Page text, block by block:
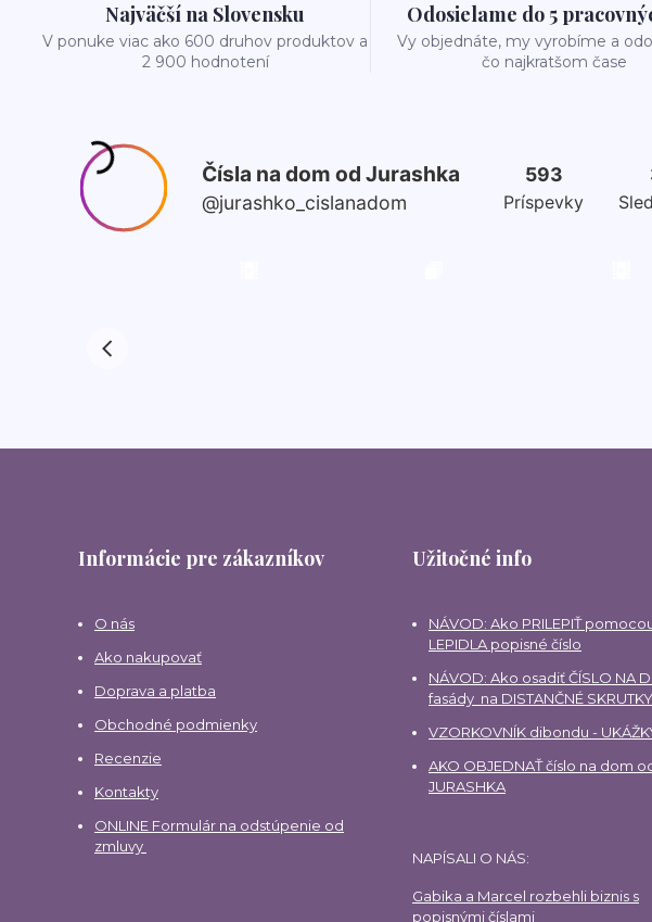
Najväčší na Slovensku
V ponuke viac ako 600 druhov produktov a
2 900 hodnotení
Odosielame do 5
Vy objednáte, my vyrobíme a
čo najkratšom čase
Informácie pre zákazníkov
O nás
Ako nakupovať
Doprava a platba
Obchodné podmienky
Recenzie
Kontakty
ONLINE Formulár na odstúpenie od
zmluvy
Užitočné info
NÁVOD: Ako PRILEPIŤ
LEPIDLA popisné číslo
NÁVOD: Ako osadiť ČÍSLO NA
fasády na DISTANČNÉ SKRUTKY
VZORKOVNÍK dibondu -
AKO OBJEDNAŤ číslo na dom
JURASHKA
NAPÍSALI O NÁS:
Gabika a Marcel rozbehli biznis s
popisnými číslami